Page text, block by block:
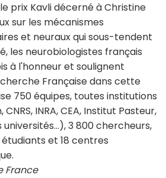
prix Kavli décerné à Christine
sur les mécanismes
et neuraux qui sous-tendent
les neurobiologistes français
à l'honneur et soulignent
Française dans cette
750 équipes, toutes institutions
INRA, CEA, Institut Pasteur,
universités...), 3 800 chercheurs,
et 18 centres
France